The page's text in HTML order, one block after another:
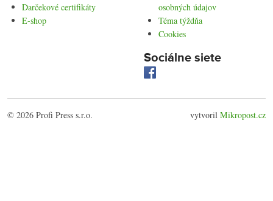
Darčekové certifikáty
E-shop
osobných údajov
Téma týždňa
Cookies
Sociálne siete
© 2026 Profi Press s.r.o. vytvoril Mikropost.cz